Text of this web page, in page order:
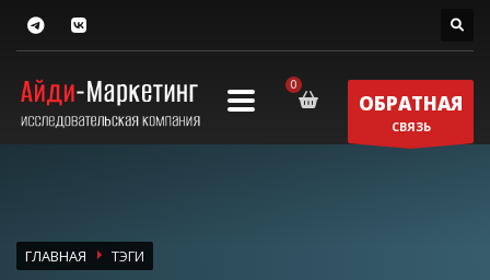
ОБРАТНАЯ
СВЯЗЬ
ГЛАВНАЯ ТЭГИ